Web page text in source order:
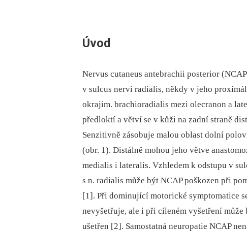
Úvod
Nervus cutaneus antebrachii posterior
v sulcus nervi radialis, někdy v jeho
okrajim. brachioradialis mezi olecranon a
předloktí a větví se v kůži na zadní straně
Senzitivně zásobuje malou oblast dolní
(obr. 1). Distálně mohou jeho větve
medialis i lateralis. Vzhledem k odstupu v
s n. radialis může být NCAP poškozen při
[1]. Při dominující motorické symptomatice
nevyšetřuje, ale i při cíleném vyšetření
ušetřen [2]. Samostatná neuropatie NCAP